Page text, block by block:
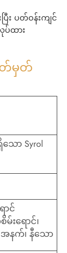
ြီး ပတ်ဝန်းကျင်
ပ်ထား
မှတ်
ော Syrol
ာင်
မ်းရောင်၊
အနက်၊ နီသော